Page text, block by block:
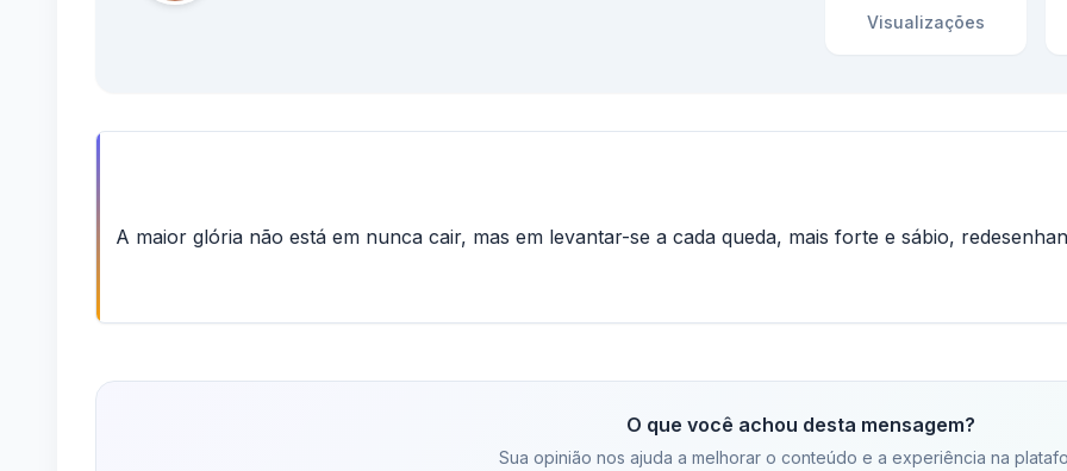
Visualizações
A maior glória não está em nunca cair, mas em levantar-se a cada queda, mais forte e sábio,
O que você achou desta mensagem?
Sua opinião nos ajuda a melhorar o conteúdo e a experiência na